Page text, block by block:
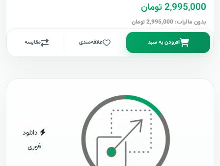
2,995,000 تومان
بدون مالیات: 2,995,000 تومان
افزودن به سبد علاقه‌مندی مقایسه
دانلود
فوری